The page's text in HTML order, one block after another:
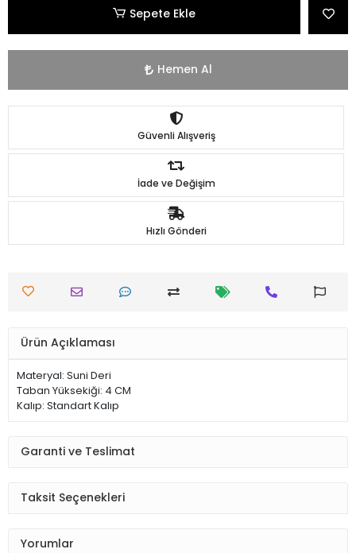
Sepete Ekle
Hemen Al
Güvenli Alışveriş
İade ve Değişim
Hızlı Gönderi
Ürün Açıklaması
Materyal: Suni Deri
Taban Yüksekiği: 4 CM
Kalıp: Standart Kalıp
Garanti ve Teslimat
Taksit Seçenekleri
Yorumlar